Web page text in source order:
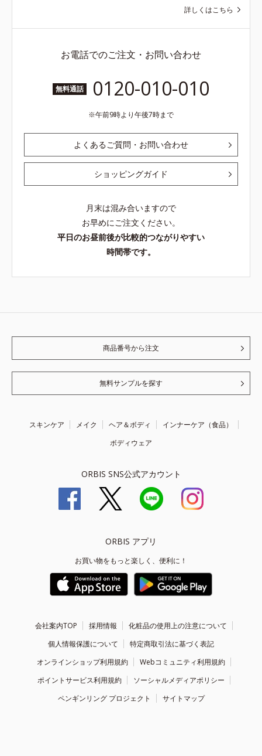
詳しくはこちら
お電話でのご注文・お問い合わせ
無料通話 0120-010-010
午前9時より午後7時まで
よくあるご質問・お問い合わせ
ショッピングガイド
月末は混み合いますので
お早めにご注文ください。
平日のお昼前後が比較的つながりやすい
時間帯です。
商品番号から注文
無料サンプルを探す
スキンケア メイク ヘア＆ボディ
インナーケア（食品）
ボディウェア
ORBIS SNS公式アカウント
ORBIS アプリ
お買い物をもっと楽しく、便利に！
会社案内TOP 採用情報
化粧品の使用上の注意について
個人情報保護について
特定商取引法に基づく表記
オンラインショップ利用規約
Webコミュニティ利用規約
ポイントサービス利用規約
ソーシャルメディアポリシー
ペンギンリング プロジェクト
サイトマップ